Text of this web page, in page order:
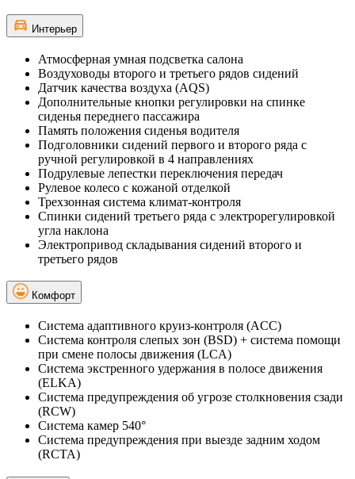
Интерьер
Атмосферная умная подсветка салона
Воздуховоды второго и третьего рядов сидений
Датчик качества воздуха (AQS)
Дополнительные кнопки регулировки на спинке
сиденья переднего пассажира
Память положения сиденья водителя
Подголовники сидений первого и второго ряда с
ручной регулировкой в 4 направлениях
Подрулевые лепестки переключения передач
Рулевое колесо с кожаной отделкой
Трехзонная система климат-контроля
Спинки сидений третьего ряда с электрорегулировкой
угла наклона
Электропривод складывания сидений второго и
третьего рядов
Комфорт
Система адаптивного круиз-контроля (ACC)
Система контроля слепых зон (BSD) + система помощи
при смене полосы движения (LCA)
Система экстренного удержания в полосе движения
(ELKA)
Cистема предупреждения об угрозе столкновения сзади
(RCW)
Система камер 540°
Система предупреждения при выезде задним ходом
(RCTA)